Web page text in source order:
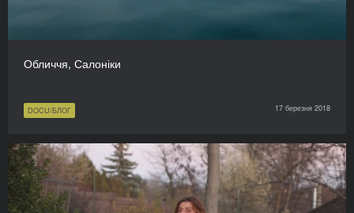
Обличчя, Салоніки
DOCU/БЛОГ 17 березня 2018